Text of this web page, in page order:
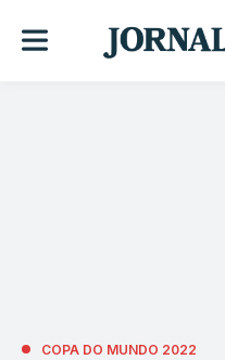
COPA DO MUNDO 2022